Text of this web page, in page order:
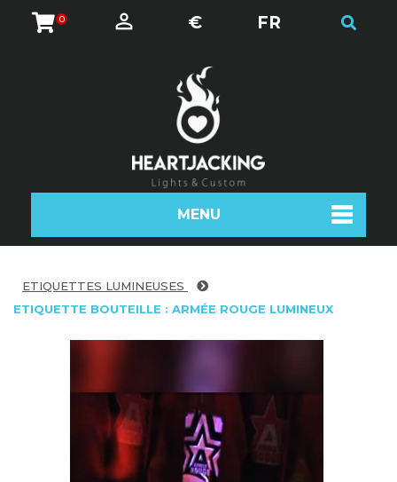
0 € FR
MENU
ETIQUETTES LUMINEUSES
ETIQUETTE BOUTEILLE : ARMÉE ROUGE LUMINEUX